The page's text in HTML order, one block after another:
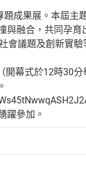
成果展。本屆主
與融合，共同孕育
會議題及創新實驗
幕式於12時30分
躍參加。